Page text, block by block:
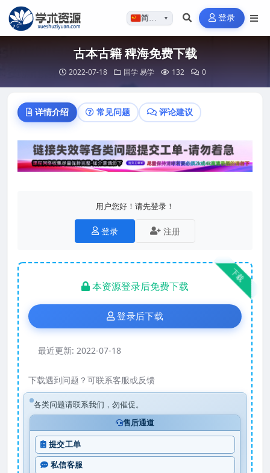
简体…▼ 登录
古本古籍 稗海免费下载
2022-07-18 国学易学 132 0
详情介绍 常见问题 评论建议
用户您好！请先登录！
登录 注册
下载
本资源登录后免费下载
登录后下载
最近更新: 2022-07-18
下载遇到问题？可联系客服或反馈
各类问题请联系我们，勿催促。
售后通道
提交工单
私信客服